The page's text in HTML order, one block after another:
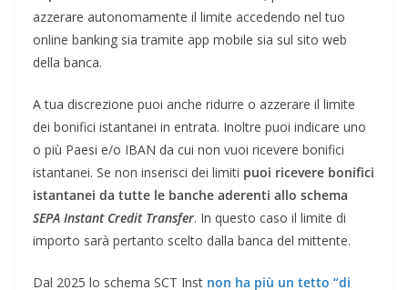
azzerare autonomamente il limite accedendo nel tuo
online banking sia tramite app mobile sia sul sito web
della banca.
A tua discrezione puoi anche ridurre o azzerare il limite
dei bonifici istantanei in entrata. Inoltre puoi indicare uno
o più Paesi e/o IBAN da cui non vuoi ricevere bonifici
istantanei. Se non inserisci dei limiti puoi ricevere bonifici
istantanei da tutte le banche aderenti allo schema
SEPA Instant Credit Transfer. In questo caso il limite di
importo sarà pertanto scelto dalla banca del mittente.
Dal 2025 lo schema SCT Inst non ha più un tetto “di